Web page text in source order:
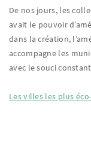
De nos jours, les
avait le pouvoir
dans la création,
accompagne les
avec le souci
Les villes les plus